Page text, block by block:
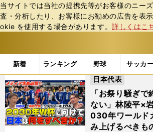
当サイトでは当社の提携先等がお客様のニー
査・分析したり、お客様にお勧めの広告を表
okie を使⽤する場合があります。詳しくはこ
新着 ランキング 野球 サッカー
b
ス
ポ
ル
テ
ィ
ー
「#FIFAワールドカップ2026」の最
「お祭り騒ぎ
ない」林陵平×
030年ワールド
み上げるべきも
日本代表